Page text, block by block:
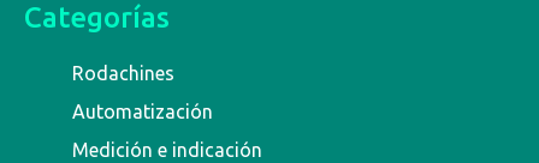
Categorías
Rodachines
Automatización
Medición e indicación